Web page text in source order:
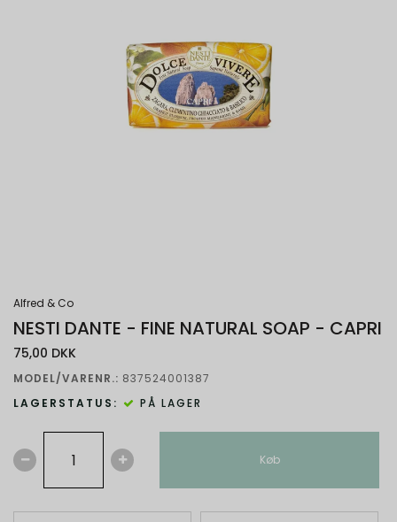
Alfred & Co
NESTI DANTE - FINE NATURAL SOAP - CAPRI
75,00 DKK
MODEL/VARENR.: 837524001387
LAGERSTATUS:
PÅ LAGER
Køb